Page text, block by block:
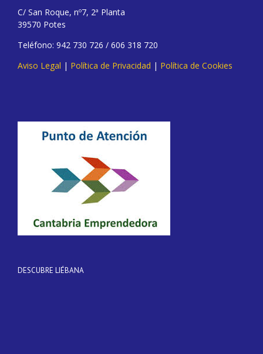
C/ San Roque, nº7, 2ª Planta
39570 Potes
Teléfono: 942 730 726 / 606 318 720
Aviso Legal | Política de Privacidad | Política de Cookies
DESCUBRE LIÉBANA